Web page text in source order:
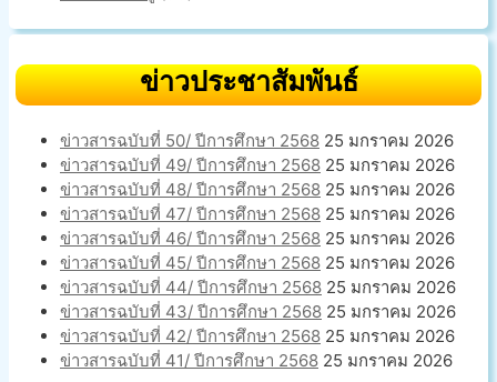
ข่าวประชาสัมพันธ์
ข่าวสารฉบับที่ 50/ ปีการศึกษา 2568 25 มกราคม 2026
ข่าวสารฉบับที่ 49/ ปีการศึกษา 2568 25 มกราคม 2026
ข่าวสารฉบับที่ 48/ ปีการศึกษา 2568 25 มกราคม 2026
ข่าวสารฉบับที่ 47/ ปีการศึกษา 2568 25 มกราคม 2026
ข่าวสารฉบับที่ 46/ ปีการศึกษา 2568 25 มกราคม 2026
ข่าวสารฉบับที่ 45/ ปีการศึกษา 2568 25 มกราคม 2026
ข่าวสารฉบับที่ 44/ ปีการศึกษา 2568 25 มกราคม 2026
ข่าวสารฉบับที่ 43/ ปีการศึกษา 2568 25 มกราคม 2026
ข่าวสารฉบับที่ 42/ ปีการศึกษา 2568 25 มกราคม 2026
ข่าวสารฉบับที่ 41/ ปีการศึกษา 2568 25 มกราคม 2026